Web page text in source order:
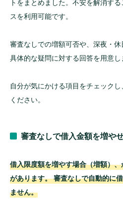
トをまとめました。不安を解消す
スを利用可能です。
審査なしでの増額可否や、深夜・休
具体的な疑問に対する回答を用意し
自分が気にかける項目をチェック
ください。
審査なしで借入金額を増や
借入限度額を増やす場合（増額）
があります。 審査なしで自動的に
ません。